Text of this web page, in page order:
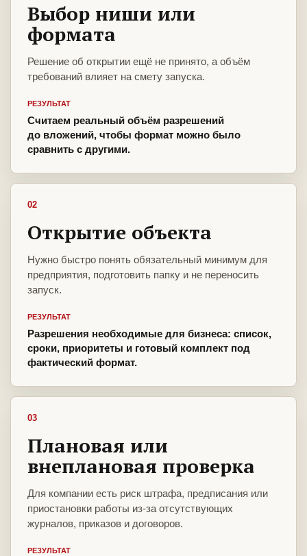
Выбор ниши или
формата
Решение об открытии ещё не принято, а объём
требований влияет на смету запуска.
РЕЗУЛЬТАТ
Считаем реальный объём разрешений
до вложений, чтобы формат можно было
сравнить с другими.
02
Открытие объекта
Нужно быстро понять обязательный минимум для
предприятия, подготовить папку и не переносить
запуск.
РЕЗУЛЬТАТ
Разрешения необходимые для бизнеса: список,
сроки, приоритеты и готовый комплект под
фактический формат.
03
Плановая или
внеплановая проверка
Для компании есть риск штрафа, предписания или
приостановки работы из-за отсутствующих
журналов, приказов и договоров.
РЕЗУЛЬТАТ